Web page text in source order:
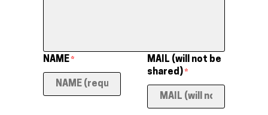
NAME *
MAIL (will not be
shared) *